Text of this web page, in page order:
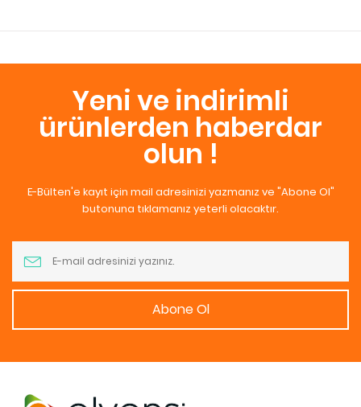
Yeni ve indirimli
ürünlerden haberdar
olun !
E-Bülten'e kayıt için mail adresinizi yazmanız ve "Abone Ol"
butonuna tıklamanız yeterli olacaktır.
Abone Ol